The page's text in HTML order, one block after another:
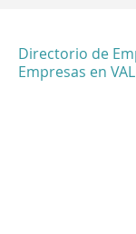
Directorio de
Empresas en